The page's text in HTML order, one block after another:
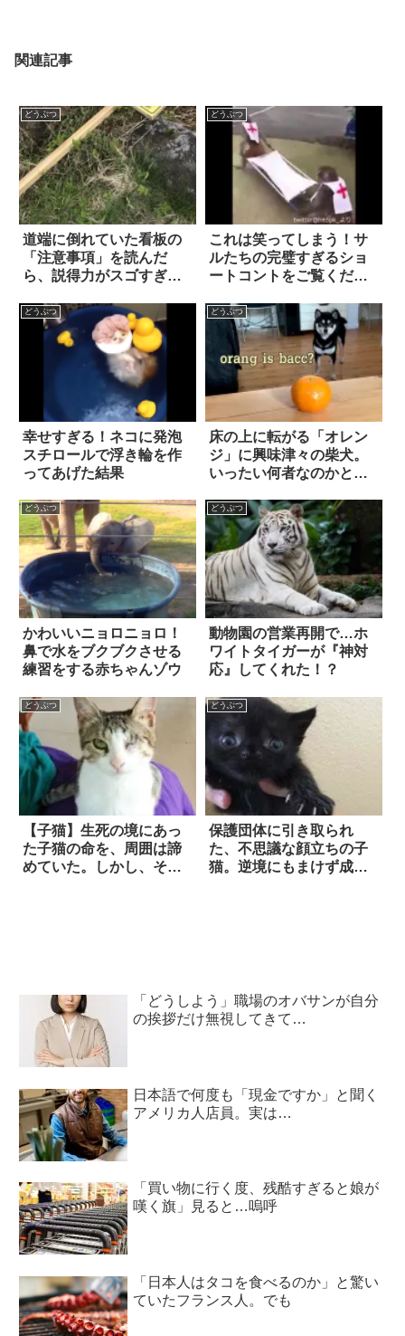
関連記事
どうぶつ
道端に倒れていた看板の
「注意事項」を読んだ
ら、説得力がスゴすぎて
どうぶつ
これは笑ってしまう！サ
ルたちの完璧すぎるショ
ートコントをご覧くださ
どうぶつ
幸せすぎる！ネコに発泡
スチロールで浮き輪を作
ってあげた結果
どうぶつ
床の上に転がる「オレン
ジ」に興味津々の柴犬。
いったい何者なのかと、
ーションを取ろうとする
も…！？
どうぶつ
かわいいニョロニョロ！
鼻で水をブクブクさせる
練習をする赤ちゃんゾウ
どうぶつ
動物園の営業再開で…ホ
ワイトタイガーが『神対
応』してくれた！？
どうぶつ
【子猫】生死の境にあっ
た子猫の命を、周囲は諦
めていた。しかし、それ
どうぶつ
保護団体に引き取られ
た、不思議な顔立ちの子
猫。逆境にもまけず成長
「どうしよう」職場のオバサンが自分
の挨拶だけ無視してきて…
日本語で何度も「現金ですか」と聞く
アメリカ人店員。実は…
「買い物に行く度、残酷すぎると娘が
嘆く旗」見ると…嗚呼
「日本人はタコを食べるのか」と驚い
ていたフランス人。でも